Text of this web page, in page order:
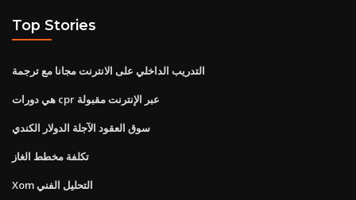
Top Stories
التدريب الداخلي على الانترنت مجانا مع ترجمة
هي دورات cpr عبر الإنترنت مقبولة
سوق العقود الآجلة الدولار الكندي
تكلفة مخطط الغاز
Xom التحليل الفني